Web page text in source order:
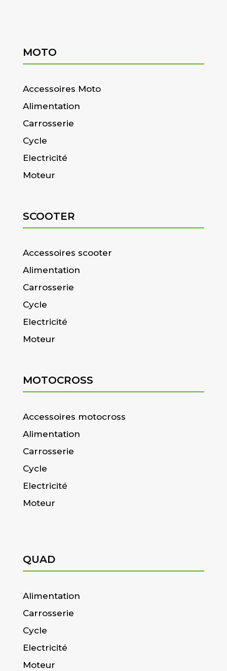
MOTO
Accessoires Moto
Alimentation
Carrosserie
Cycle
Electricité
Moteur
SCOOTER
Accessoires scooter
Alimentation
Carrosserie
Cycle
Electricité
Moteur
MOTOCROSS
Accessoires motocross
Alimentation
Carrosserie
Cycle
Electricité
Moteur
QUAD
Alimentation
Carrosserie
Cycle
Electricité
Moteur